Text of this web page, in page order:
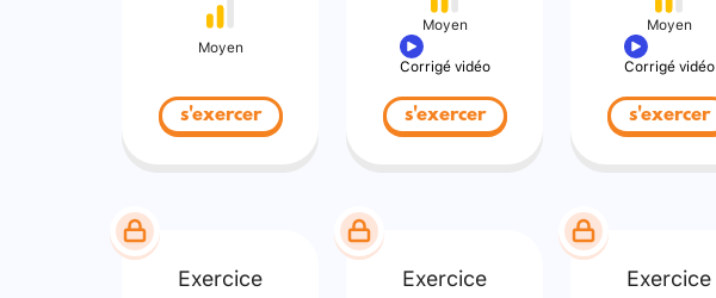
Moyen
s'exercer
Moyen
Corrigé vidéo
s'exercer
Moyen
Corrigé vidéo
s'exercer
Exercice Exercice Exercice